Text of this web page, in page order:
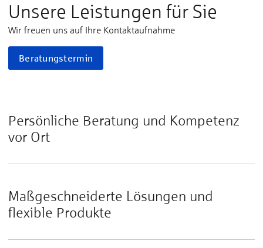
Unsere Leistungen für Sie
Wir freuen uns auf Ihre Kontaktaufnahme
Beratungstermin
Persönliche Beratung und Kompetenz
vor Ort
Maßgeschneiderte Lösungen und
flexible Produkte